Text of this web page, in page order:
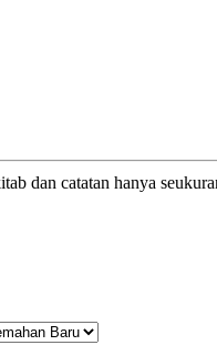
dan catatan hanya